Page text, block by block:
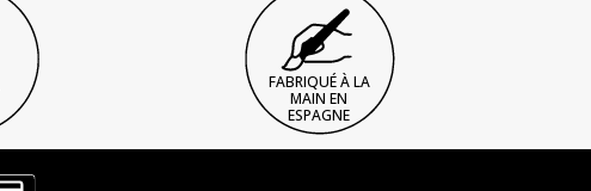
FABRIQUÉ À LA
MAIN EN
ESPAGNE